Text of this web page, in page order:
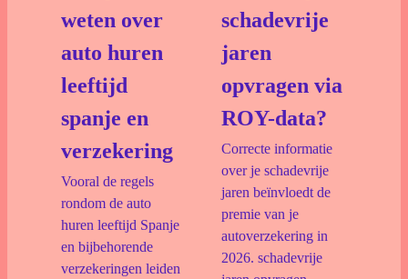
weten over
auto huren
leeftijd
spanje en
verzekering
Vooral de regels
rondom de auto
huren leeftijd Spanje
en bijbehorende
verzekeringen leiden
schadevrije
jaren
opvragen via
ROY-data?
Correcte informatie
over je schadevrije
jaren beïnvloedt de
premie van je
autoverzekering in
2026. schadevrije